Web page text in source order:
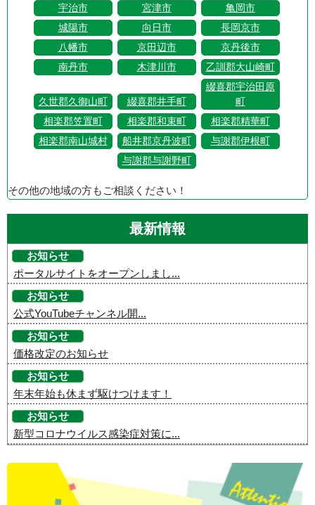
宇治市
宮津市
亀岡市
城陽市
向日市
長岡京市
八幡市
京田辺市
京丹後市
南丹市
木津川市 乙訓郡大山崎町
久世郡久御山町 綴喜郡井手町
綴喜郡宇治田原
町
相楽郡笠置町
相楽郡和束町
相楽郡精華町
相楽郡南山城村
船井郡京丹波町
与謝郡伊根町
与謝郡与謝野町
その他の地域の方もご相談ください！
最新情報
お知らせ
ポータルサイトをオープンしまし...
お知らせ
公式YouTubeチャンネル開...
お知らせ
価格改定のお知らせ
お知らせ
年末年始も休まず駆けつけます！
お知らせ
新型コロナウイルス感染症対策に...